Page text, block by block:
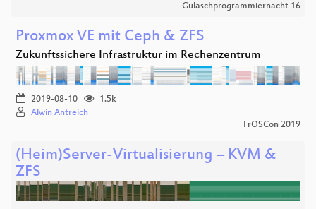
Gulaschprogrammiernacht 16
Proxmox VE mit Ceph & ZFS
Zukunftssichere Infrastruktur im Rechenzentrum
2019-08-10
1.5k
Alwin Antreich
FrOSCon 2019
(Heim)Server-Virtualisierung – KVM &
ZFS